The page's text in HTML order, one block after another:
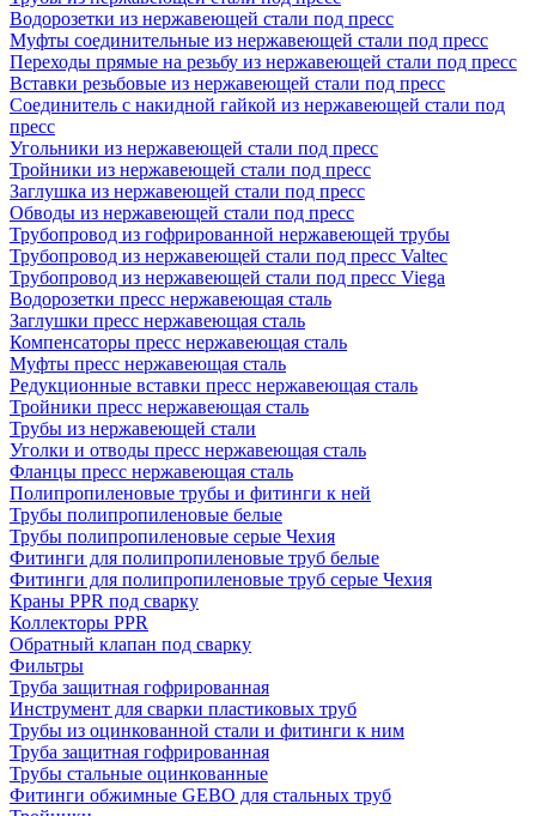
Водорозетки из нержавеющей стали под пресс
Муфты соединительные из нержавеющей стали под пресс
Переходы прямые на резьбу из нержавеющей стали под пресс
Вставки резьбовые из нержавеющей стали под пресс
Соединитель с накидной гайкой из нержавеющей стали под
пресс
Угольники из нержавеющей стали под пресс
Тройники из нержавеющей стали под пресс
Заглушка из нержавеющей стали под пресс
Обводы из нержавеющей стали под пресс
Трубопровод из гофрированной нержавеющей трубы
Трубопровод из нержавеющей стали под пресс Valtec
Трубопровод из нержавеющей стали под пресс Viega
Водорозетки пресс нержавеющая сталь
Заглушки пресс нержавеющая сталь
Компенсаторы пресс нержавеющая сталь
Муфты пресс нержавеющая сталь
Редукционные вставки пресс нержавеющая сталь
Тройники пресс нержавеющая сталь
Трубы из нержавеющей стали
Уголки и отводы пресс нержавеющая сталь
Фланцы пресс нержавеющая сталь
Полипропиленовые трубы и фитинги к ней
Трубы полипропиленовые белые
Трубы полипропиленовые серые Чехия
Фитинги для полипропиленовые труб белые
Фитинги для полипропиленовые труб серые Чехия
Краны PPR под сварку
Коллекторы PPR
Обратный клапан под сварку
Фильтры
Труба защитная гофрированная
Инструмент для сварки пластиковых труб
Трубы из оцинкованной стали и фитинги к ним
Труба защитная гофрированная
Трубы стальные оцинкованные
Фитинги обжимные GEBO для стальных труб